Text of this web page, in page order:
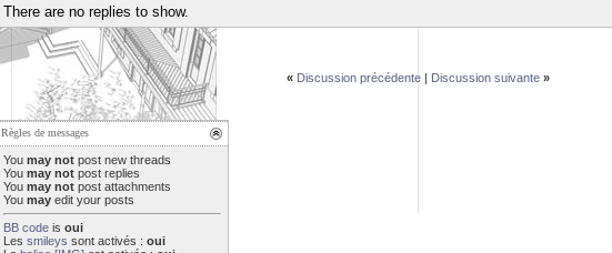
There are no replies to show.
« Discussion précédente| Discussion suivante »
Règles de messages
You may not post new threads
You may not post replies
You may not post attachments
You may edit your posts
BB code is oui
Les smileys sont activés : oui